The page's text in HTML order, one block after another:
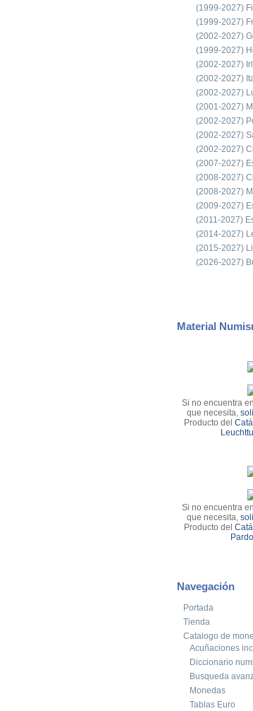
(1999-2027)
(1999-2027)
(2002-2027)
(1999-2027)
(2002-2027)
(2002-2027)
(2002-2027)
(2001-2027)
(2002-2027)
(2002-2027)
(2002-2027)
(2007-2027)
(2008-2027)
(2008-2027)
(2009-2027)
(2011-2027)
(2014-2027)
(2015-2027)
(2026-2027)
Material
Si no encuentra en
que necesita,
Producto del
Si no encuentra en
que necesita,
Producto del
Navegación
Portada
Tienda
Catalogo de
Acuñaciones
Diccionario
Busqueda
Monedas
Tablas Euro